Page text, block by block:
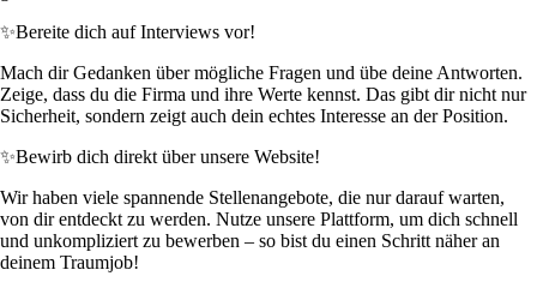
✨Bereite dich auf Interviews vor!
Mach dir Gedanken über mögliche Fragen und übe deine Antworten.
Zeige, dass du die Firma und ihre Werte kennst. Das gibt dir nicht nur
Sicherheit, sondern zeigt auch dein echtes Interesse an der Position.
✨Bewirb dich direkt über unsere Website!
Wir haben viele spannende Stellenangebote, die nur darauf warten,
von dir entdeckt zu werden. Nutze unsere Plattform, um dich schnell
und unkompliziert zu bewerben – so bist du einen Schritt näher an
deinem Traumjob!